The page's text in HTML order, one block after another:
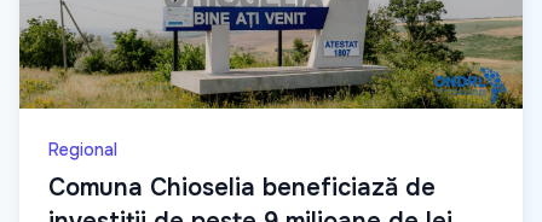
Regional
Comuna Chioselia beneficiază de